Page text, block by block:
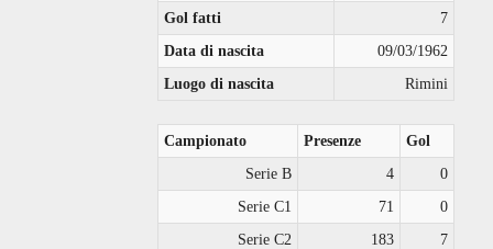
Gol fatti
7
Data di nascita
09/03/1962
Luogo di nascita
Rimini
Campionato Presenze
Gol
Serie B
4
0
Serie C1
71
0
Serie C2
183 7